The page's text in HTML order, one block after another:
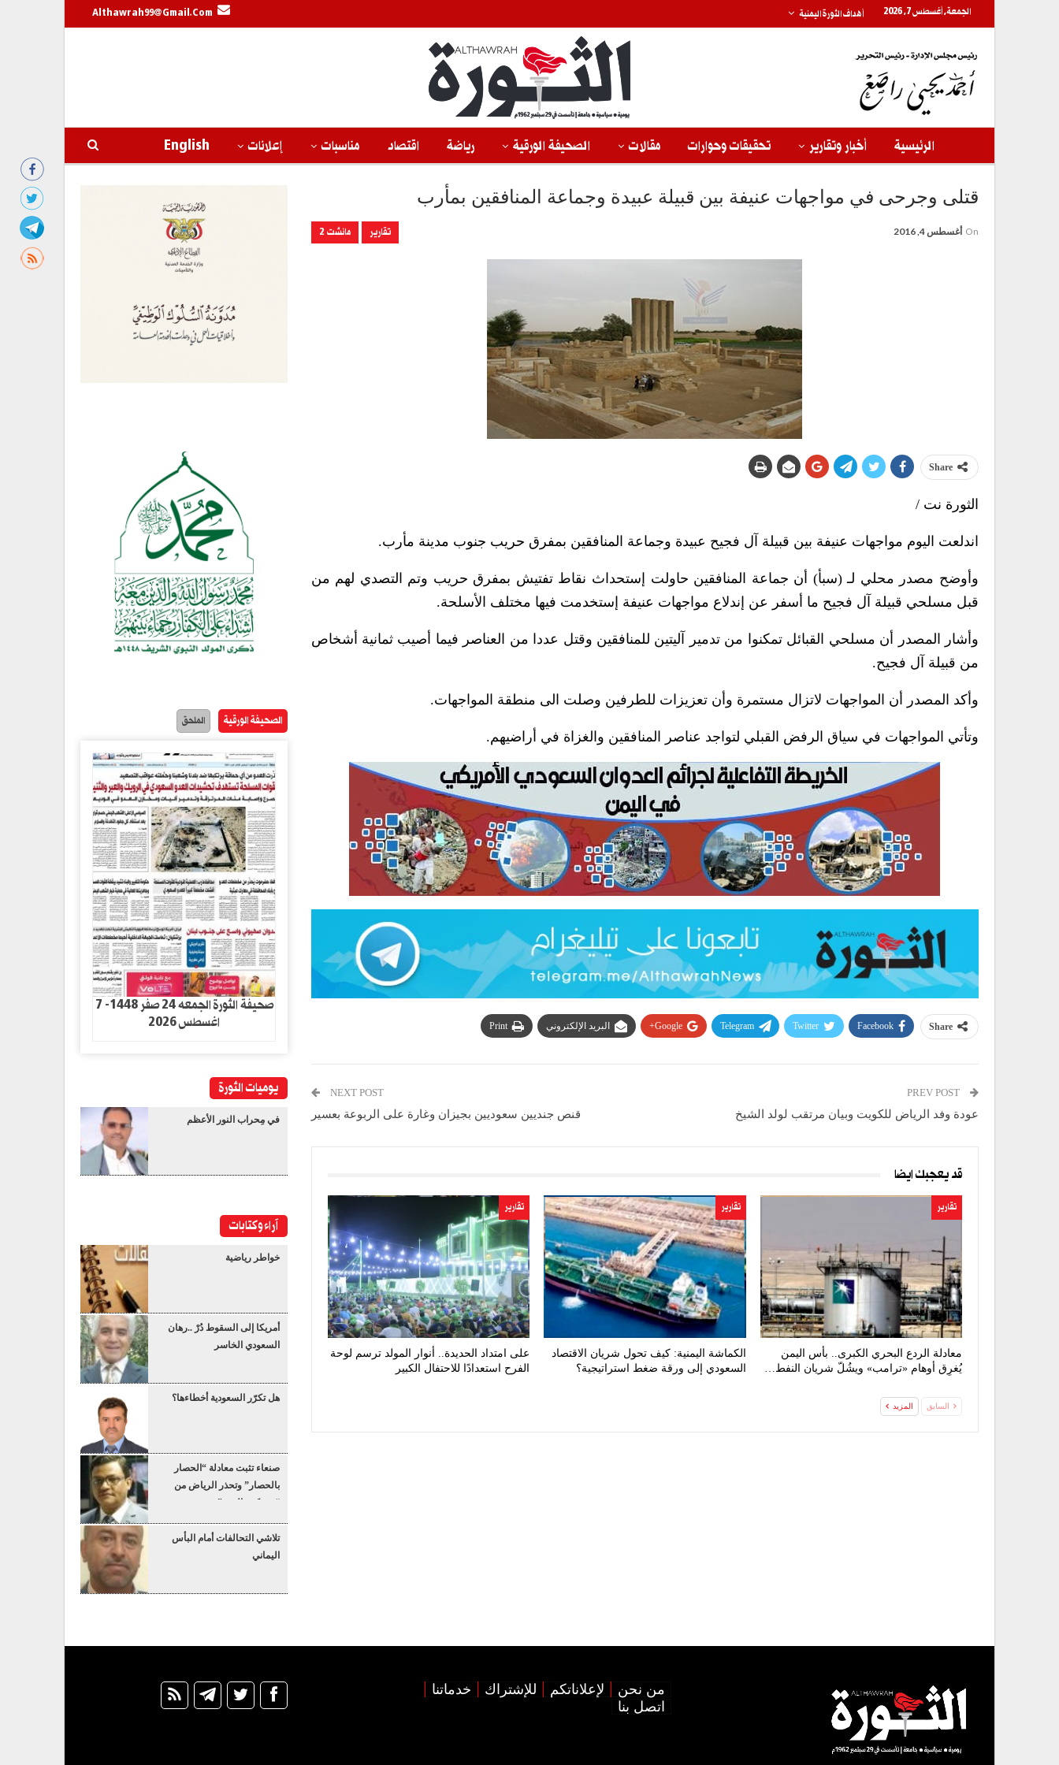
الجمعة, أغسطس 7, 2026 أهداف الثورة اليمنية Althawrah99@gmail.com
الرئيسية أخبار وتقارير تحقيقات وحوارات مقالات الصحيفة الورقية رياضة اقتصاد مناسبات إعلانات English
قتلى وجرحى في مواجهات عنيفة بين قبيلة عبيدة وجماعة المنافقين بمأرب
تقارير مانشت 2 On أغسطس 4, 2016
Share
الثورة نت /
اندلعت اليوم مواجهات عنيفة بين قبيلة آل فجيح عبيدة وجماعة المنافقين بمفرق حريب جنوب مدينة مأرب.
وأوضح مصدر محلي لـ (سبأ) أن جماعة المنافقين حاولت إستحداث نقاط تفتيش بمفرق حريب وتم التصدي لهم من
قبل مسلحي قبيلة آل فجيح ما أسفر عن إندلاع مواجهات عنيفة إستخدمت فيها مختلف الأسلحة.
وأشار المصدر أن مسلحي القبائل تمكنوا من تدمير آليتين للمنافقين وقتل عددا من العناصر فيما أصيب ثمانية أشخاص
من قبيلة آل فجيح.
وأكد المصدر أن المواجهات لاتزال مستمرة وأن تعزيزات للطرفين وصلت الى منطقة المواجهات.
وتأتي المواجهات في سياق الرفض القبلي لتواجد عناصر المنافقين والغزاة في أراضيهم.
Share
Facebook
Twitter
Telegram
Google+ البريد الإلكتروني Print
عودة وفد الرياض للكويت وبيان مرتقب لولد الشيخ
NEXT POST
قنص جنديين سعوديين بجيزان وغارة على الربوعة بعسير
قد يعجبك ايضا
تقارير
معادلة الردع البحري الكبرى.. بأس اليمن
يُغرِق أوهام «ترامب» ويشُلّ شريان النفط…
تقارير
الكماشة اليمنية: كيف تحول شريان الاقتصاد
السعودي إلى ورقة ضغط استراتيجية؟
تقارير
على امتداد الحديدة.. أنوار المولد ترسم لوحة
الفرح استعدادًا للاحتفال الكبير
السابق المزيد
الصحيفة الورقية الملحق
صحيفة الثورة الجمعه 24 صفر 1448- 7
اغسطس 2026
يوميات الثورة
في مِحراب النور الأعظم
آراء وكتابات
خواطر رياضية
أمريكا إلى السقوط دُرْ ..رهان
السعودي الخاسر
هل تكرّر السعودية أخطاءها؟
صنعاء تثبت معادلة “الحصار
بالحصار” وتحذر الرياض من
“عسكرة البحر”
تلاشي التحالفات أمام البأس
اليماني
من نحن لإعلاناتكم للإشتراك
خدماتنا
اتصل بنا